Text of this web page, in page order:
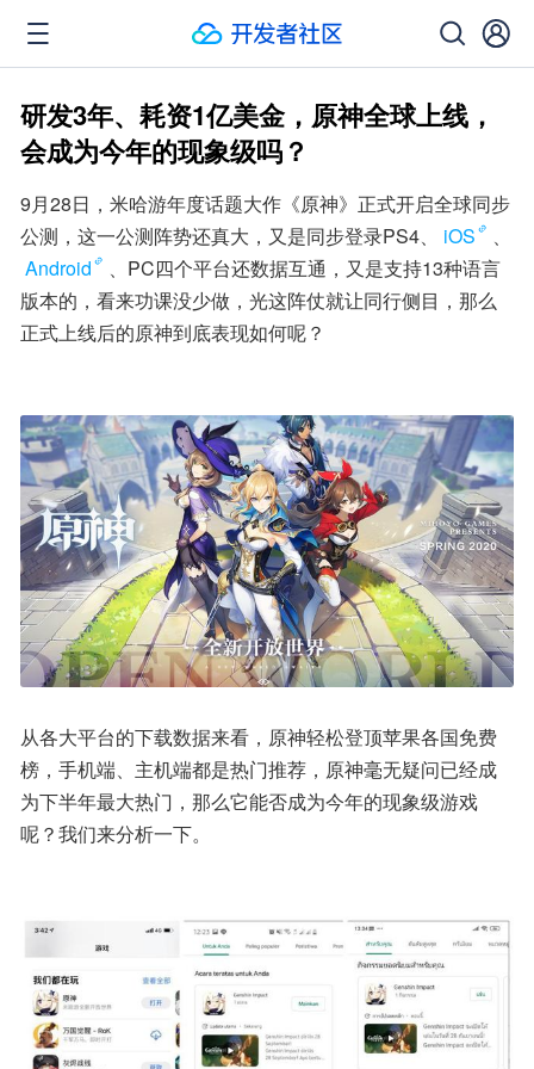
研发3年、耗资1亿美金，原神全球上线，
会成为今年的现象级吗？
9月28日，米哈游年度话题大作《原神》正式开启全球同步
公测，这一公测阵势还真大，又是同步登录PS4、
iOS
、
Android
、PC四个平台还数据互通，又是支持13种语言
版本的，看来功课没少做，光这阵仗就让同行侧目，那么
正式上线后的原神到底表现如何呢？
从各大平台的下载数据来看，原神轻松登顶苹果各国免费
榜，手机端、主机端都是热门推荐，原神毫无疑问已经成
为下半年最大热门，那么它能否成为今年的现象级游戏
呢？我们来分析一下。